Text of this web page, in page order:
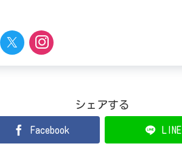
シェアする
Facebook LINE